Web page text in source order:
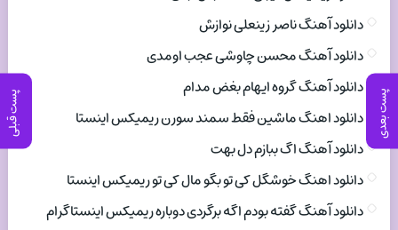
پست بعدی پست قبلی
دانلود آهنگ ناصر زینعلی نوازش
دانلود آهنگ محسن چاوشی عجب اومدی
دانلود آهنگ گروه ایهام بغض مدام
دانلود اهنگ ماشین فقط سمند سورن ریمیکس اینستا
دانلود آهنگ اگ ببازم دل بهت
دانلود اهنگ خوشگل کی تو بگو مال کی تو ریمیکس اینستا
دانلود آهنگ گفته بودم اگه برگردی دوباره ریمیکس اینستاگرام